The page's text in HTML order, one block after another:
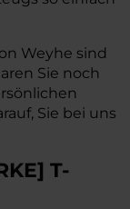
Weyhe sind
Sie noch
Sie bei uns
] T-